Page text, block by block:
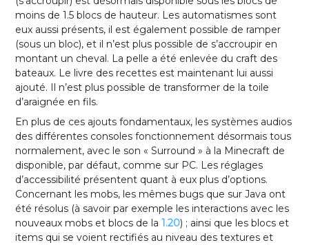
moins de 1.5 blocs de hauteur. Les automatismes sont
eux aussi présents, il est également possible de ramper
(sous un bloc), et il n’est plus possible de s’accroupir en
montant un cheval. La pelle a été enlevée du craft des
bateaux. Le livre des recettes est maintenant lui aussi
ajouté. Il n’est plus possible de transformer de la toile
d’araignée en fils.
En plus de ces ajouts fondamentaux, les systèmes audios
des différentes consoles fonctionnement désormais tous
normalement, avec le son « Surround » à la Minecraft de
disponible, par défaut, comme sur PC. Les réglages
d’accessibilité présentent quant à eux plus d’options.
Concernant les mobs, les mêmes bugs que sur Java ont
été résolus (à savoir par exemple les interactions avec les
nouveaux mobs et blocs de la 1.20) ; ainsi que les blocs et
items qui se voient rectifiés au niveau des textures et